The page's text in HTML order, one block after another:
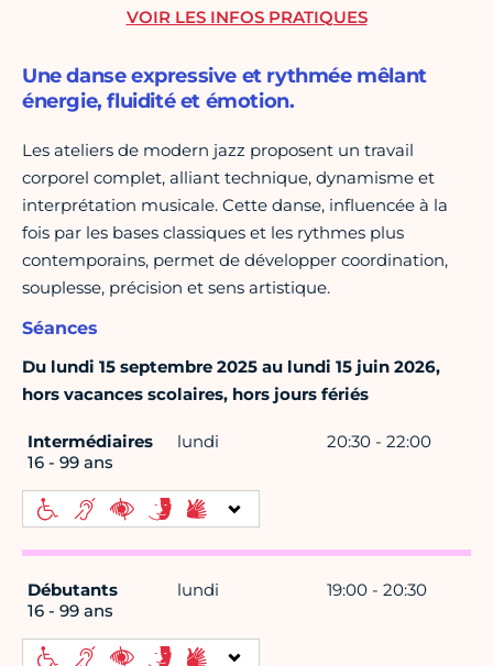
Une danse expressive et rythmée mêlant
énergie, fluidité et émotion.
Les ateliers de modern jazz proposent un travail
corporel complet, alliant technique, dynamisme et
interprétation musicale. Cette danse, influencée à la
fois par les bases classiques et les rythmes plus
contemporains, permet de développer coordination,
souplesse, précision et sens artistique.
Séances
Du lundi 15 septembre 2025 au lundi 15 juin 2026,
hors vacances scolaires, hors jours fériés
Intermédiaires
16 - 99 ans
lundi 20:30 - 22:00
Débutants
16 - 99 ans
lundi 19:00 - 20:30
VOIR LES INFOS PRATIQUES